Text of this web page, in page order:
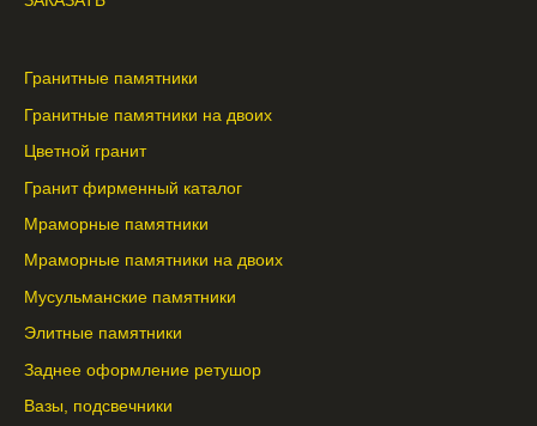
Гранитные памятники
Гранитные памятники на двоих
Цветной гранит
Гранит фирменный каталог
Мраморные памятники
Мраморные памятники на двоих
Мусульманские памятники
Элитные памятники
Заднее оформление ретушор
Вазы, подсвечники